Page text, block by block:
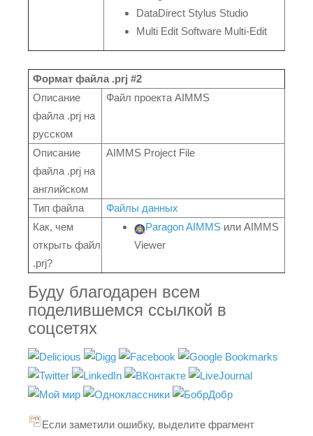
DataDirect Stylus Studio
Multi Edit Software Multi-Edit
Формат файла .prj #2
Описание
файла .prj на
русском
Файл проекта AIMMS
Описание
файла .prj на
английском
AIMMS Project File
Тип файла
Файлы данных
Как, чем
открыть файл
.prj?
Paragon AIMMS или AIMMS
Viewer
Буду благодарен всем
поделившемся ссылкой в
соцсетях
Если заметили ошибку, выделите фрагмент